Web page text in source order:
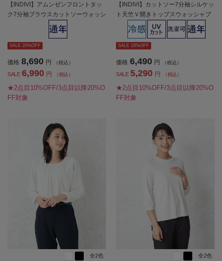
【INDIVI】アムンゼンフロントタッ
ク7分袖ブラウスカットソーウォッシ
ャブル通年【レディース】
SALE 20%OFF
価格 8,690 円 （税込）
SALE 6,990 円 （税込）
★2点目10%OFF/3点目以降20%O
FF対象
【INDIVI】カットソー7分袖シルケッ
ト天竺Ｖ開きトップスウォッシャブ
ル無地通年【レディース】
SALE 18%OFF
価格 6,490 円 （税込）
SALE 5,290 円 （税込）
★2点目10%OFF/3点目以降20%O
FF対象
全2色 全2色